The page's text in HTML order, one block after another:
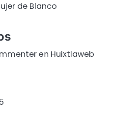
de Blanco
en Huixtlaweb